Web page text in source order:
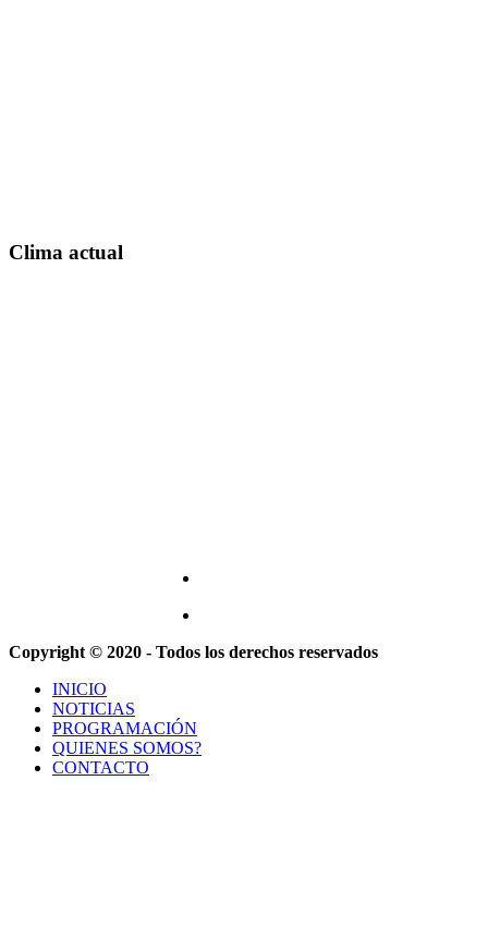
Clima actual
Copyright © 2020 - Todos los derechos reservados
INICIO
NOTICIAS
PROGRAMACIÓN
QUIENES SOMOS?
CONTACTO